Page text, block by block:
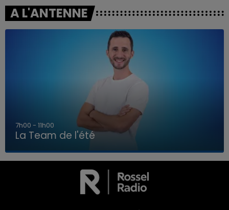
LA TEAM DE L'ÉTÉ
A L'ANTENNE
7h00 - 11h00
La Team de l'été